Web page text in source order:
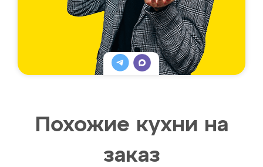
Похожие кухни на
заказ